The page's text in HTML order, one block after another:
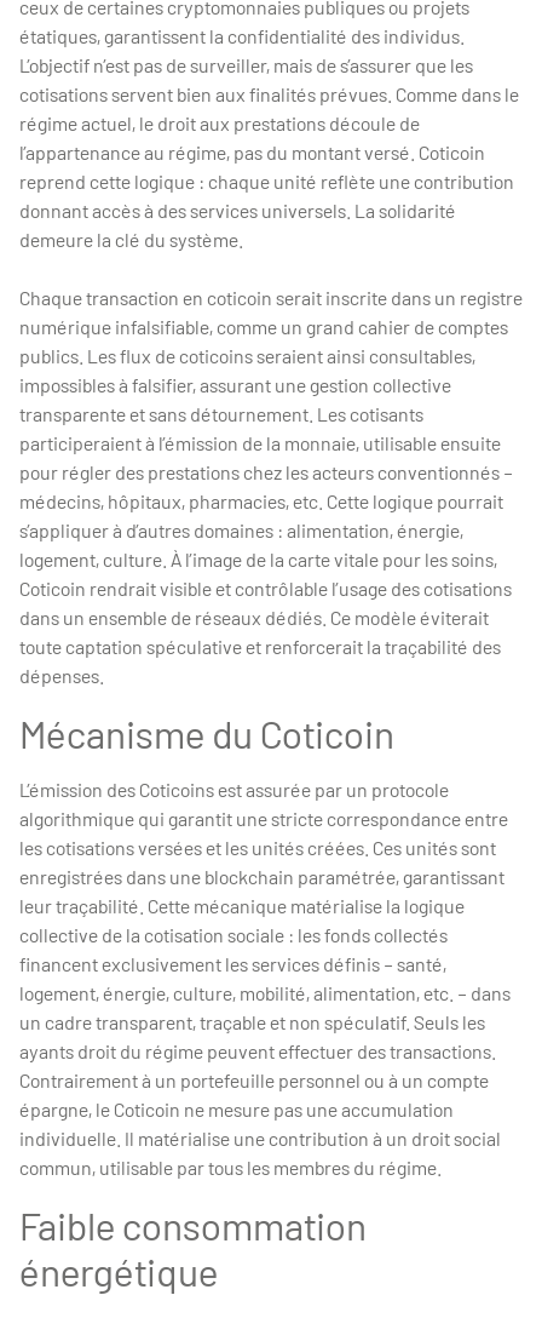
ceux de certaines cryptomonnaies publiques ou projets
étatiques, garantissent la confidentialité des individus.
L’objectif n’est pas de surveiller, mais de s’assurer que les
cotisations servent bien aux finalités prévues. Comme dans le
régime actuel, le droit aux prestations découle de
l’appartenance au régime, pas du montant versé. Coticoin
reprend cette logique : chaque unité reflète une contribution
donnant accès à des services universels. La solidarité
demeure la clé du système.
Chaque transaction en coticoin serait inscrite dans un registre
numérique infalsifiable, comme un grand cahier de comptes
publics. Les flux de coticoins seraient ainsi consultables,
impossibles à falsifier, assurant une gestion collective
transparente et sans détournement. Les cotisants
participeraient à l’émission de la monnaie, utilisable ensuite
pour régler des prestations chez les acteurs conventionnés –
médecins, hôpitaux, pharmacies, etc. Cette logique pourrait
s’appliquer à d’autres domaines : alimentation, énergie,
logement, culture. À l’image de la carte vitale pour les soins,
Coticoin rendrait visible et contrôlable l’usage des cotisations
dans un ensemble de réseaux dédiés. Ce modèle éviterait
toute captation spéculative et renforcerait la traçabilité des
dépenses.
Mécanisme du Coticoin
L’émission des Coticoins est assurée par un protocole
algorithmique qui garantit une stricte correspondance entre
les cotisations versées et les unités créées. Ces unités sont
enregistrées dans une blockchain paramétrée, garantissant
leur traçabilité. Cette mécanique matérialise la logique
collective de la cotisation sociale : les fonds collectés
financent exclusivement les services définis – santé,
logement, énergie, culture, mobilité, alimentation, etc. – dans
un cadre transparent, traçable et non spéculatif. Seuls les
ayants droit du régime peuvent effectuer des transactions.
Contrairement à un portefeuille personnel ou à un compte
épargne, le Coticoin ne mesure pas une accumulation
individuelle. Il matérialise une contribution à un droit social
commun, utilisable par tous les membres du régime.
Faible consommation
énergétique